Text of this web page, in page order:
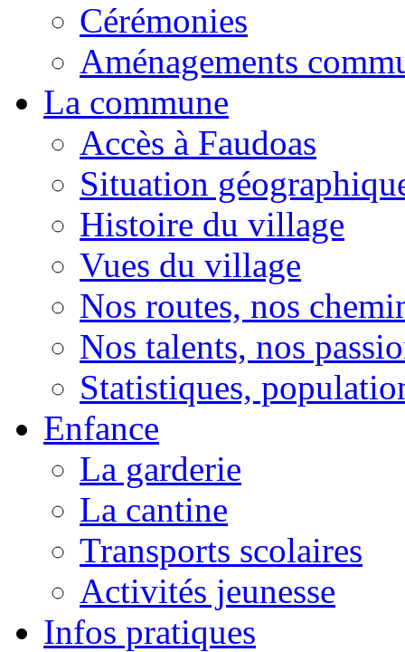
Cérémonies
Aménagements
La commune
Accès à Faudoas
Situation
Histoire du village
Vues du village
Nos routes, nos
Nos talents, nos
Statistiques,
Enfance
La garderie
La cantine
Transports scolaires
Activités jeunesse
Infos pratiques